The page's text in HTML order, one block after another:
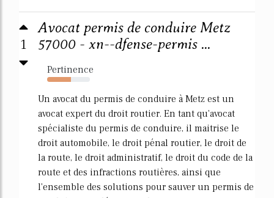
1
Avocat permis de conduire Metz
57000 - xn--dfense-permis ...
Pertinence
55%
Un avocat du permis de conduire à Metz est un
avocat expert du droit routier. En tant qu'avocat
spécialiste du permis de conduire, il maitrise le
droit automobile, le droit pénal routier, le droit de
la route, le droit administratif, le droit du code de la
route et des infractions routières, ainsi que
l'ensemble des solutions pour sauver un permis de